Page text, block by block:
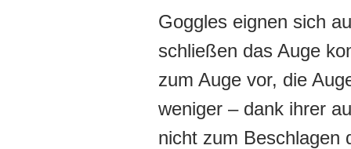
Goggles eignen sich
schließen das Auge
zum Auge vor, die
weniger – dank ihrer
nicht zum Beschlagen